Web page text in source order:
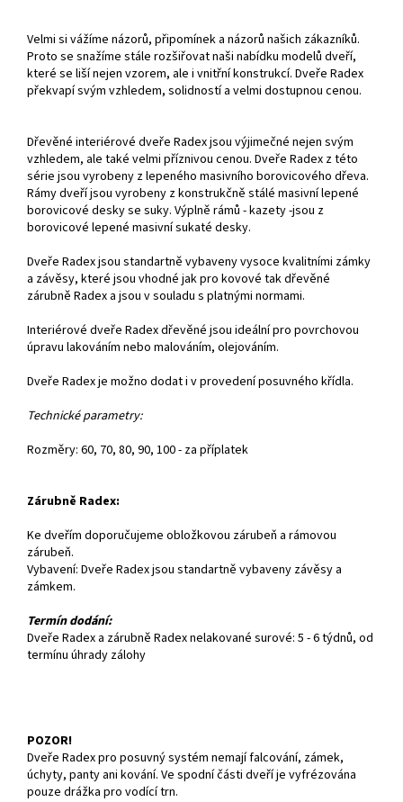
Velmi si vážíme názorů, připomínek a názorů našich zákazníků.
Proto se snažíme stále rozšiřovat naši nabídku modelů dveří,
které se liší nejen vzorem, ale i vnitřní konstrukcí. Dveře Radex
překvapí svým vzhledem, solidností a velmi dostupnou cenou.
Dřevěné interiérové dveře Radex jsou výjimečné nejen svým
vzhledem, ale také velmi příznivou cenou. Dveře Radex z této
série jsou vyrobeny z lepeného masivního borovicového dřeva.
Rámy dveří jsou vyrobeny z konstrukčně stálé masivní lepené
borovicové desky se suky. Výplně rámů - kazety -jsou z
borovicové lepené masivní sukaté desky.
Dveře Radex jsou standartně vybaveny vysoce kvalitními zámky
a závěsy, které jsou vhodné jak pro kovové tak dřevěné
zárubně Radex a jsou v souladu s platnými normami.
Interiérové dveře Radex dřevěné jsou ideální pro povrchovou
úpravu lakováním nebo malováním, olejováním.
Dveře Radex je možno dodat i v provedení posuvného křídla.
Technické parametry:
Rozměry: 60, 70, 80, 90, 100 - za příplatek
Zárubně Radex:
Ke dveřím doporučujeme obložkovou zárubeň a rámovou
zárubeň.
Vybavení: Dveře Radex jsou standartně vybaveny závěsy a
zámkem.
Termín dodání:
Dveře Radex a zárubně Radex nelakované surové: 5 - 6 týdnů, od
termínu úhrady zálohy
POZOR!
Dveře Radex pro posuvný systém nemají falcování, zámek,
úchyty, panty ani kování. Ve spodní části dveří je vyfrézována
pouze drážka pro vodící trn.